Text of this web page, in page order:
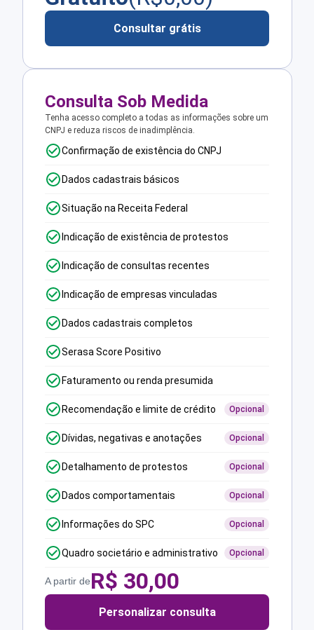
Consultar grátis
Consulta Sob Medida
Tenha acesso completo a todas as informações sobre um
CNPJ e reduza riscos de inadimplência.
Confirmação de existência do CNPJ
Dados cadastrais básicos
Situação na Receita Federal
Indicação de existência de protestos
Indicação de consultas recentes
Indicação de empresas vinculadas
Dados cadastrais completos
Serasa Score Positivo
Faturamento ou renda presumida
Recomendação e limite de crédito Opcional
Dívidas, negativas e anotações Opcional
Detalhamento de protestos Opcional
Dados comportamentais Opcional
Informações do SPC Opcional
Quadro societário e administrativo Opcional
A partir deR$ 30,00
Personalizar consulta